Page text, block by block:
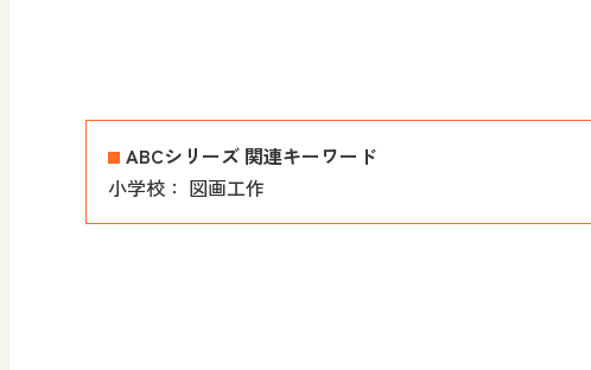
ABCシリーズ 関連キーワード
小学校： 図画工作